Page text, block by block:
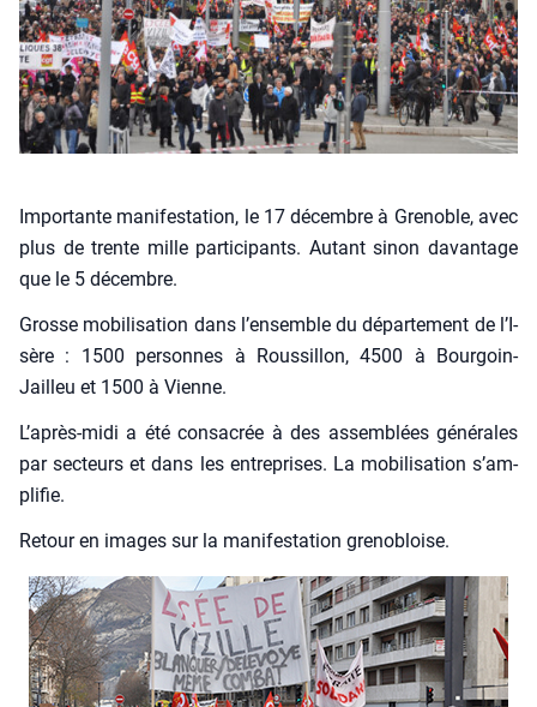
Impor­tante mani­fes­ta­tion, le 17 décembre à Gre­noble, avec
plus de trente mille par­ti­ci­pants. Autant sinon davan­tage
que le 5 décembre.
Grosse mobi­li­sa­tion dans l’en­semble du dépar­te­ment de l’I­
sère : 1500 per­sonnes à Rous­sillon, 4500 à Bour­goin-
Jailleu et 1500 à Vienne.
L’a­près-midi a été consa­crée à des assem­blées géné­rales
par sec­teurs et dans les entre­prises. La mobi­li­sa­tion s’am­
pli­fie.
Retour en images sur la mani­fes­ta­tion gre­no­bloise.